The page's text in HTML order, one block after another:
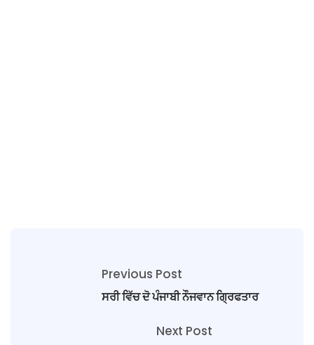
Previous Post
ਸਰੀ ਵਿੱਚ ਦੋ ਪੰਜਾਬੀ ਨੌਜਵਾਨ ਗ੍ਰਿਫਤਾਰ
Next Post